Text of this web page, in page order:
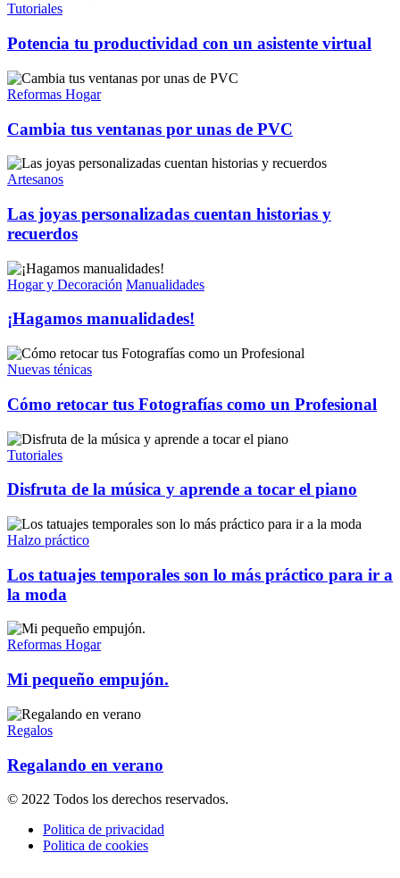
Tutoriales
Potencia tu productividad con un asistente virtual
Reformas Hogar
Cambia tus ventanas por unas de PVC
Artesanos
Las joyas personalizadas cuentan historias y
recuerdos
Hogar y Decoración Manualidades
¡Hagamos manualidades!
Nuevas ténicas
Cómo retocar tus Fotografías como un Profesional
Tutoriales
Disfruta de la música y aprende a tocar el piano
Halzo práctico
Los tatuajes temporales son lo más práctico para ir a
la moda
Reformas Hogar
Mi pequeño empujón.
Regalos
Regalando en verano
© 2022 Todos los derechos reservados.
Politica de privacidad
Politica de cookies